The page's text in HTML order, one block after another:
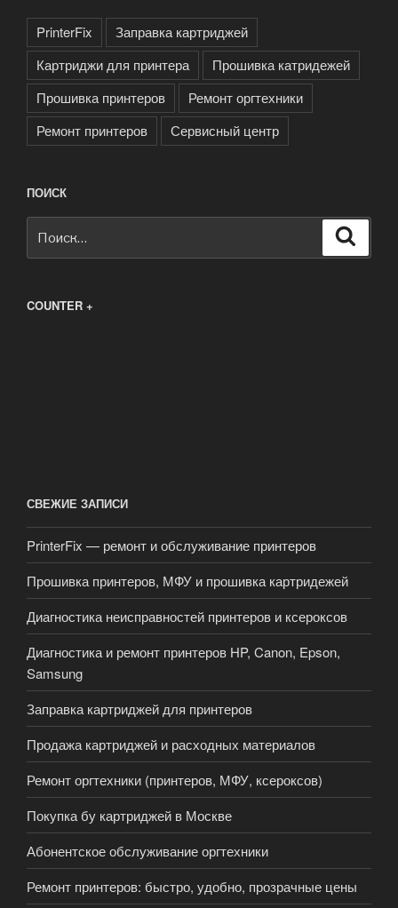
PrinterFix
Заправка картриджей
Картриджи для принтера
Прошивка катридежей
Прошивка принтеров
Ремонт оргтехники
Ремонт принтеров
Сервисный центр
ПОИСК
COUNTER +
СВЕЖИЕ ЗАПИСИ
PrinterFix — ремонт и обслуживание принтеров
Прошивка принтеров, МФУ и прошивка картридежей
Диагностика неисправностей принтеров и ксероксов
Диагностика и ремонт принтеров HP, Canon, Epson,
Samsung
Заправка картриджей для принтеров
Продажа картриджей и расходных материалов
Ремонт оргтехники (принтеров, МФУ, ксероксов)
Покупка бу картриджей в Москве
Абонентское обслуживание оргтехники
Ремонт принтеров: быстро, удобно, прозрачные цены